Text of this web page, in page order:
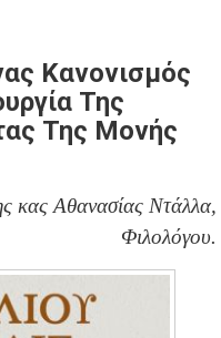
Κανονισμός
Της
Της Μονής
κας Αθανασίας Ντάλλα,
Φιλολόγου.